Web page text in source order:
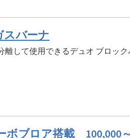
スバーナ
離して使用できるデュオ ブロッ
ブロア搭載 100,000